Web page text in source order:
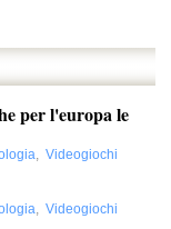
per l'europa le
, Videogiochi
, Videogiochi